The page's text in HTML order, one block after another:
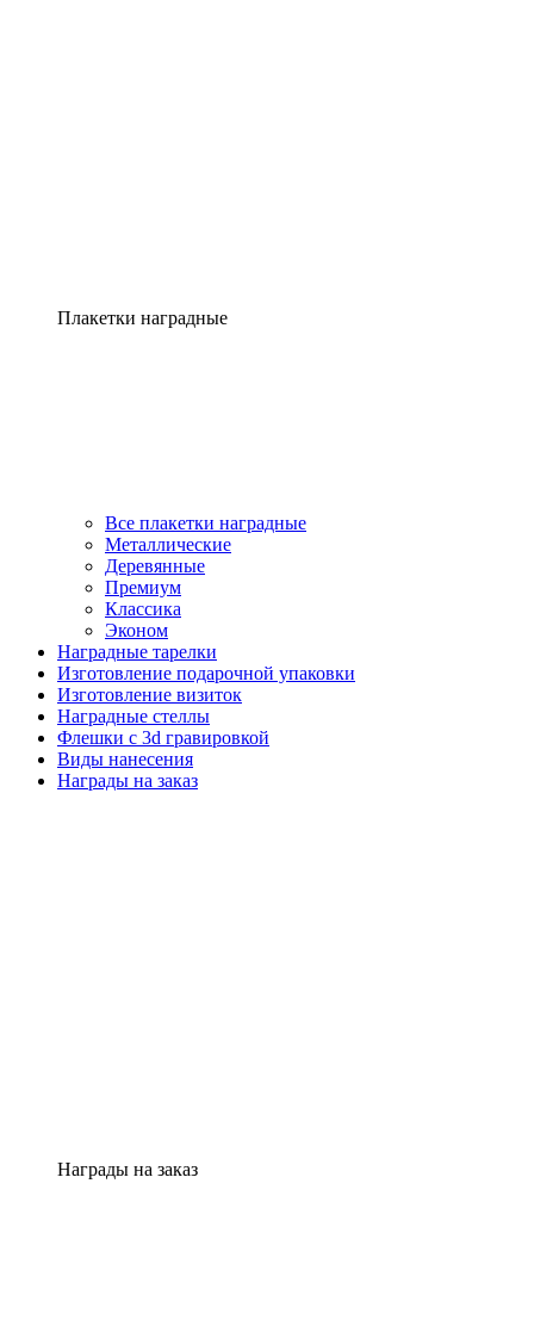
Плакетки наградные
Все плакетки наградные
Металлические
Деревянные
Премиум
Классика
Эконом
Наградные тарелки
Изготовление подарочной упаковки
Изготовление визиток
Наградные стеллы
Флешки с 3d гравировкой
Виды нанесения
Награды на заказ
Награды на заказ